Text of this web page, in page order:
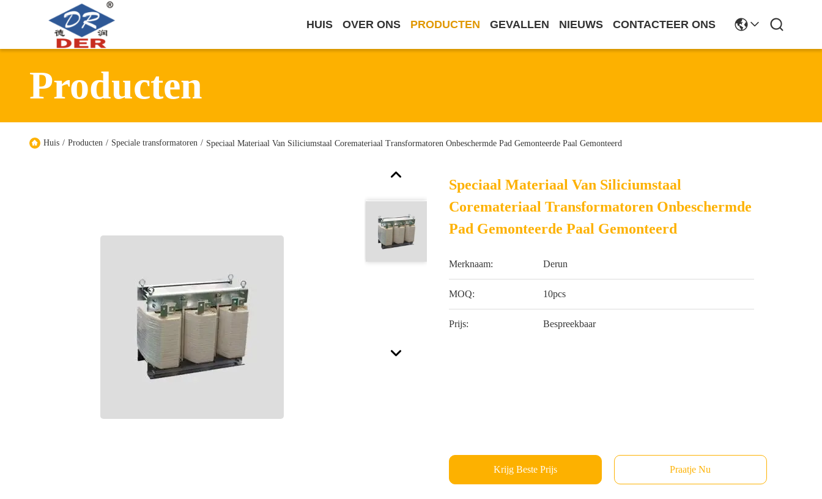
HUIS OVER ONS PRODUCTEN GEVALLEN NIEUWS CONTACTEER ONS
Producten
Huis / Producten / Speciale transformatoren / Speciaal Materiaal Van Siliciumstaal Coremateriaal Transformatoren Onbeschermde Pad Gemonteerde Paal Gemonteerd
Speciaal Materiaal Van Siliciumstaal
Coremateriaal Transformatoren Onbeschermde
Pad Gemonteerde Paal Gemonteerd
Merknaam: Derun
MOQ: 10pcs
Prijs: Bespreekbaar
Krijg Beste Prijs Praatje Nu